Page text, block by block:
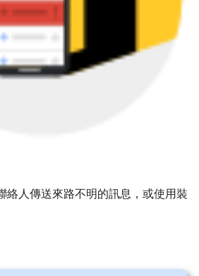
絡人傳送來路不明的訊息，或使用裝